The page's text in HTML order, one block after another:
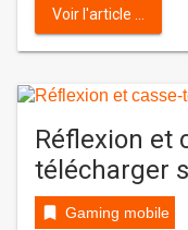
Voir l'article ...
Réflexion et
télécharger
bookmark Gaming mobile